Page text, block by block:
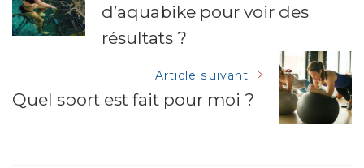
des
d’aquabike pour voir des
résultats ?
Article suivant
Quel sport est fait pour moi ?